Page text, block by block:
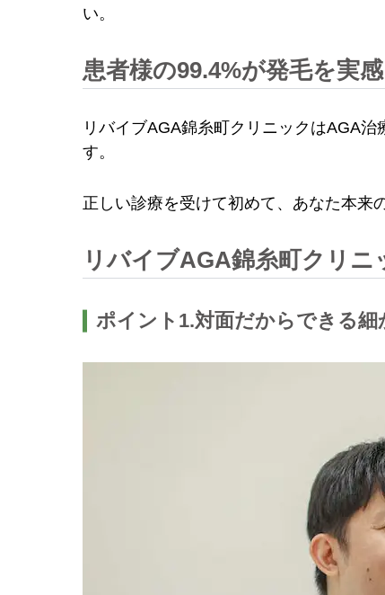
い。
患者様の99.4%が発毛を実
リバイブAGA錦糸町クリニックはAGA
す。
正しい診療を受けて初めて、あなた本来
リバイブAGA錦糸町クリ
ポイント1.対面だからできる